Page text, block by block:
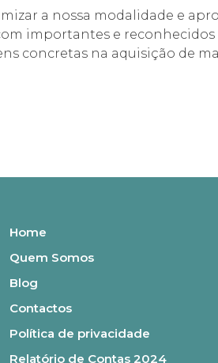
a nossa modalidade e
importantes e
concretas na aquisição de
Home
Quem Somos
Blog
Contactos
Política de privacidade
Relatório de Contas 2024